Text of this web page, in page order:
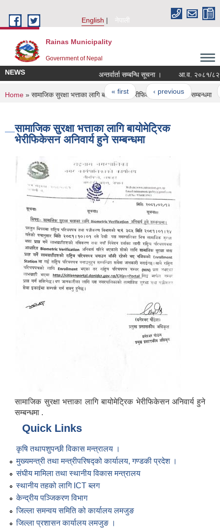
English
नेपाली
Rainas Municipality
Government of Nepal
NEWS अन्तर्वार्ता सम्बन्धि सूचना ।
Pages
« first ‹ previous …
You are here
Home » सामाजिक सुरक्षा भत्ताका लागि बायोमेट्रिक भेरीफिकेसन अनिवार्य हुने सम्बन्धमा
सामाजिक सुरक्षा भत्ताका लागि बायोमेट्रिक
भेरीफिकेसन अनिवार्य हुने सम्बन्धमा
सामाजिक सुरक्षा भत्ताका लागि बायोमेट्रिक भेरीफिकेसन अनिवार्य हुने
सम्बन्धमा .
Quick Links
कृषि तथापशुपन्छी विकास मन्त्रालय ।
मुख्यमन्त्री तथा मन्त्रीपरिषद्को कार्यालय, गण्डकी प्रदेश ।
संघीय मामिला तथा स्थानीय विकास मन्त्रालय
स्थानीय तहको लागि ICT ब्लग
केन्द्रीय पञ्जिकरण विभाग
जिल्ला समन्वय समिति को कार्यालय लमजुङ
जिल्ला प्रशासन कार्यालय लमजुङ ।